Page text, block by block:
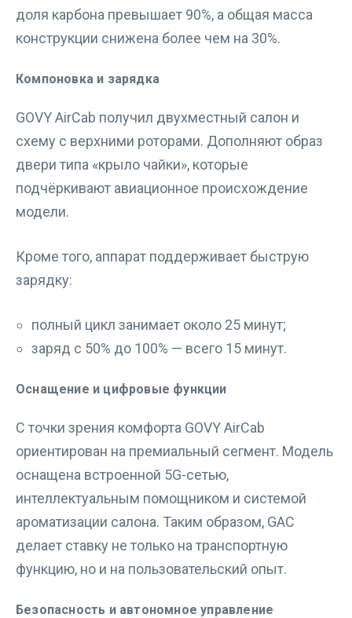
доля карбона превышает 90%, а общая масса
конструкции снижена более чем на 30%.
Компоновка и зарядка
GOVY AirCab получил двухместный салон и
схему с верхними роторами. Дополняют образ
двери типа «крыло чайки», которые
подчёркивают авиационное происхождение
модели.
Кроме того, аппарат поддерживает быструю
зарядку:
полный цикл занимает около 25 минут;
заряд с 50% до 100% — всего 15 минут.
Оснащение и цифровые функции
С точки зрения комфорта GOVY AirCab
ориентирован на премиальный сегмент. Модель
оснащена встроенной 5G-сетью,
интеллектуальным помощником и системой
ароматизации салона. Таким образом, GAC
делает ставку не только на транспортную
функцию, но и на пользовательский опыт.
Безопасность и автономное управление